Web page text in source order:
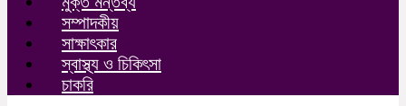
সম্পাদকীয়
সাক্ষাৎকার
স্বাস্থ্য ও চিকিৎসা
চাকরি